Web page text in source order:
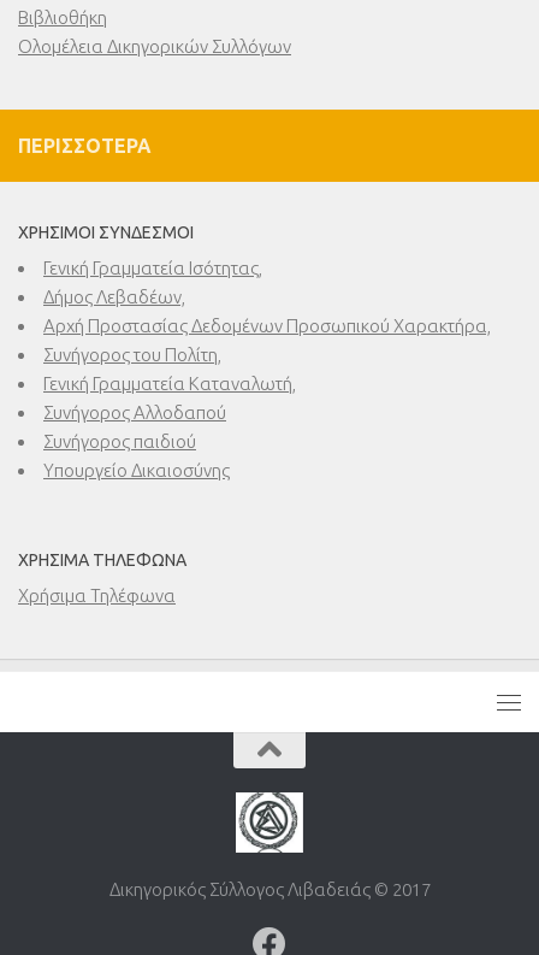
Βιβλιοθήκη
Ολομέλεια Δικηγορικών Συλλόγων
ΠΕΡΙΣΣΌΤΕΡΑ
ΧΡΉΣΙΜΟΙ ΣΎΝΔΕΣΜΟΙ
Γενική Γραμματεία Ισότητας,
Δήμος Λεβαδέων,
Αρχή Προστασίας Δεδομένων Προσωπικού Χαρακτήρα,
Συνήγορος του Πολίτη,
Γενική Γραμματεία Καταναλωτή,
Συνήγορος Αλλοδαπού
Συνήγορος παιδιού
Υπουργείο Δικαιοσύνης
ΧΡΉΣΙΜΑ ΤΗΛΈΦΩΝΑ
Χρήσιμα Τηλέφωνα
Δικηγορικός Σύλλογος Λιβαδειάς © 2017